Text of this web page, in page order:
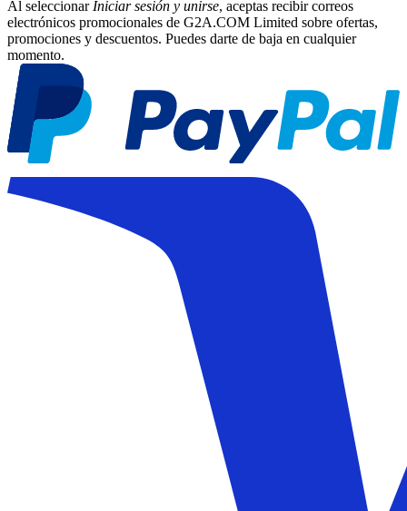
Al seleccionar Iniciar sesión y unirse, aceptas recibir correos
electrónicos promocionales de G2A.COM Limited sobre ofertas,
promociones y descuentos. Puedes darte de baja en cualquier
momento.